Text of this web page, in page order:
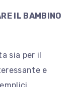
IL BAMBINO
sia per il
e